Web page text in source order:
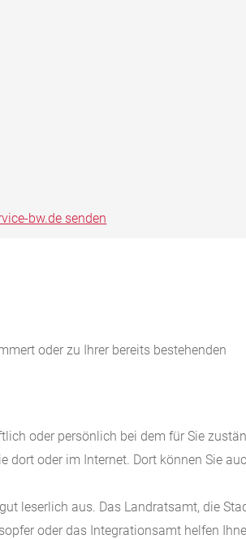
bw.de senden
oder zu Ihrer bereits bestehenden
oder persönlich bei dem für Sie
dort oder im Internet. Dort können Sie
leserlich aus. Das Landratsamt, die
oder das Integrationsamt helfen